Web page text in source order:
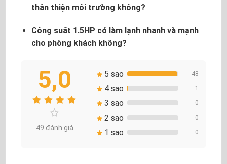
thân thiện môi trường không?
Công suất 1.5HP có làm lạnh nhanh và mạnh
cho phòng khách không?
5,0
49 đánh giá
5 sao 48
4 sao 1
3 sao 0
2 sao 0
1 sao 0